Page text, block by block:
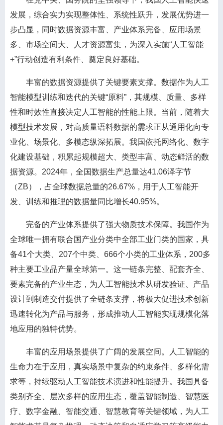
发展，综合实力实现整体性、系统性跃升，发展优势进一
步凸显，同时数据资源丰富、产业体系完备、应用场景
多、市场空间大、人才资源富集，为深入实施“人工智能
+”行动创造有利条件、奠定良好基础。
丰富的数据资源提供了关键要素支撑。数据作为人工
智能模型训练和迭代的关键“原料”，其规模、质量、多样
性和时效性直接决定人工智能的性能上限。当前，随着大
模型技术发展，对高质量语料数据的需求正从通用化向专
业化、场景化、多模态纵深拓展。我国依托网络化、数字
化建设基础，积累起规模超大、类型丰富、动态鲜活的数
据资源。2024年，全国数据生产总量达41.06泽字节
（ZB），占全球数据总量的26.67%，用于人工智能开
发、训练和推理的数据量同比增长40.95%。
完备的产业体系提供了强大物质技术保障。我国作为
全球唯一拥有联合国产业分类中全部工业门类的国家，具
备41个大类、207个中类、666个小类的工业体系，200多
种主要工业品产量全球第一。这一链条完整、配套齐全、
要素完备的产业生态，为人工智能技术从研发验证、产品
设计到制造交付提供了全链条支撑，将极大促进技术创新
迅速转化为产品与服务，形成推动人工智能实现规模化落
地应用的独特优势。
丰富的应用场景提供了广阔的发展空间。人工智能的
生命力在于应用，真实场景中复杂的约束条件、多样化需
求等，持续驱动人工智能技术演进和性能提升。我国具备
类别齐全、层次多样的应用生态，覆盖智能制造、智慧医
疗、数字金融、智能交通、智慧教育等关键领域，为人工